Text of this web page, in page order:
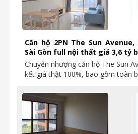
Căn hộ 2PN The Sun
Sài Gòn full nội thất giá 3,6 tỷ
Chuyển nhượng căn hộ The Sun
kết giá thật 100%, bao gồm toàn